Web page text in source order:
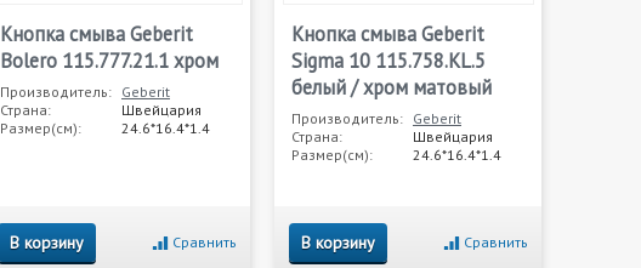
Кнопка смыва Geberit
Bolero 115.777.21.1 хром
Производитель: Geberit
Страна:
Швейцария
Размер(см):
24.6*16.4*1.4
В корзину Сравнить
Кнопка смыва Geberit
Sigma 10 115.758.KL.5
белый / хром матовый
Производитель: Geberit
Страна:
Швейцария
Размер(см):
24.6*16.4*1.4
В корзину Сравнить